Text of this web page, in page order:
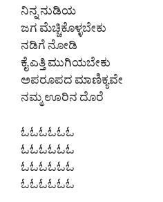
ನಿನ್ನ ನುಡಿಯ
ಜಗ ಮೆಚ್ಚಿಕೊಳ್ಳಬೇಕು
ನಡಿಗೆ ನೋಡಿ
ಕೈ ಎತ್ತಿ ಮುಗಿಯಬೇಕು
ಅಪರೂಪದ ಮಾಣಿಕ್ಯವೇ
ನಮ್ಮ ಊರಿನ ದೊರೆ
ಓಓಓಓಓಓ
ಓಓಓಓಓಓ
ಓಓಓಓಓಓ
ಓಓಓಓಓಓ